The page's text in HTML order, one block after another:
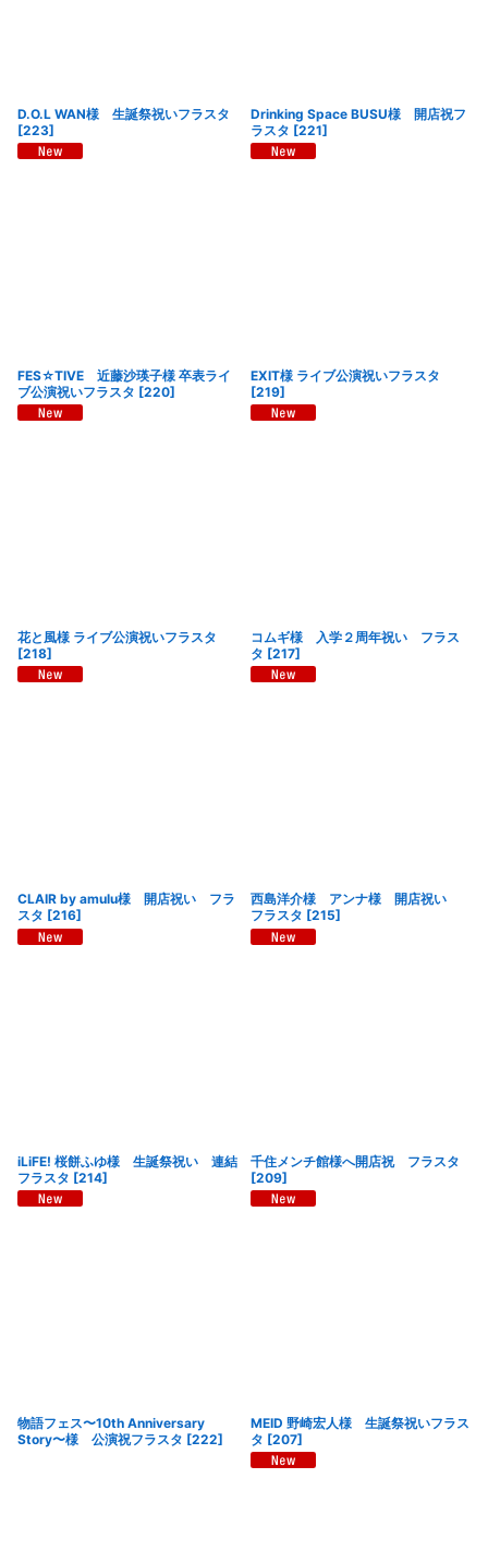
D.O.L WAN様 生誕祭祝いフラスタ
[223]
Drinking Space BUSU様 開店祝フ
ラスタ [221]
FES☆TIVE 近藤沙瑛子様 卒表ライ
ブ公演祝いフラスタ [220]
EXIT様 ライブ公演祝いフラスタ
[219]
花と風様 ライブ公演祝いフラスタ
[218]
コムギ様 入学２周年祝い フラス
タ [217]
CLAIR by amulu様 開店祝い フラ
スタ [216]
西島洋介様 アンナ様 開店祝い
フラスタ [215]
iLiFE! 桜餅ふゆ様 生誕祭祝い 連結
フラスタ [214]
千住メンチ館様へ開店祝 フラスタ
[209]
物語フェス〜10th Anniversary
Story〜様 公演祝フラスタ [222]
MEID 野崎宏人様 生誕祭祝いフラス
タ [207]